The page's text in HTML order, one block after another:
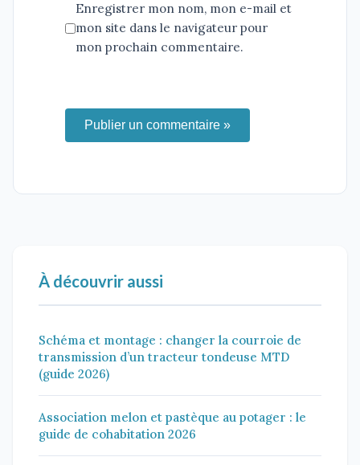
Enregistrer mon nom, mon e-mail et
mon site dans le navigateur pour
mon prochain commentaire.
Publier un commentaire »
À découvrir aussi
Schéma et montage : changer la courroie de
transmission d’un tracteur tondeuse MTD
(guide 2026)
Association melon et pastèque au potager : le
guide de cohabitation 2026